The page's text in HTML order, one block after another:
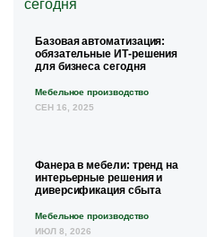
Базовая автоматизация:
обязательные ИТ-решения
для бизнеса сегодня
Мебельное производство
СЕН 16, 2025
Фанера в мебели: тренд на
интерьерные решения и
диверсификация сбыта
Мебельное производство
ИЮЛ 8, 2026